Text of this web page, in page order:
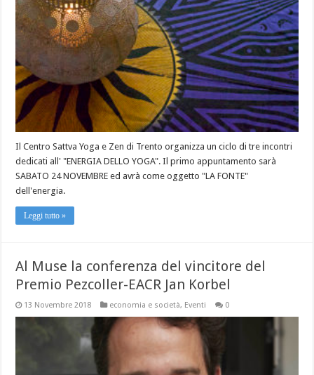
Il Centro Sattva Yoga e Zen di Trento organizza un ciclo di tre incontri
dedicati all' "ENERGIA DELLO YOGA". Il primo appuntamento sarà
SABATO 24 NOVEMBRE ed avrà come oggetto "LA FONTE"
dell'energia.
Leggi tutto »
Al Muse la conferenza del vincitore del
Premio Pezcoller-EACR Jan Korbel
13 Novembre 2018 economia e società, Eventi 0